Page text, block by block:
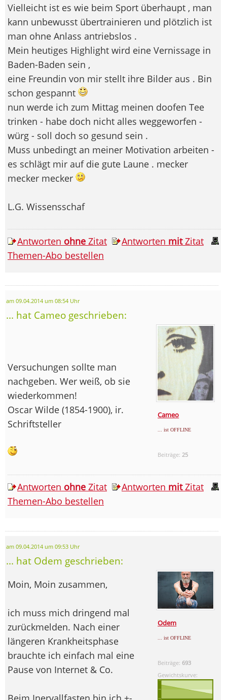
Vielleicht ist es wie beim Sport überhaupt , man
kann unbewusst übertrainieren und plötzlich ist
man ohne Anlass antriebslos .
Mein heutiges Highlight wird eine Vernissage in
Baden-Baden sein ,
eine Freundin von mir stellt ihre Bilder aus . Bin
schon gespannt
nun werde ich zum Mittag meinen doofen Tee
trinken - habe doch nicht alles weggeworfen -
würg - soll doch so gesund sein .
Muss unbedingt an meiner Motivation arbeiten -
es schlägt mir auf die gute Laune . mecker
mecker mecker
L.G. Wissensschaf
Antworten ohne Zitat Antworten mitZitat
Themen-Abo bestellen
am 09.04.2014 um 08:54 Uhr
... hat Cameo geschrieben:
Cameo
... ist OFFLINE
Beiträge: 25
Versuchungen sollte man
nachgeben. Wer weiß, ob sie
wiederkommen!
Oscar Wilde (1854-1900), ir.
Schriftsteller
Antworten ohne Zitat Antworten mitZitat
Themen-Abo bestellen
am 09.04.2014 um 09:53 Uhr
... hat Odem geschrieben:
Odem
... ist OFFLINE
Beiträge: 693
Gewichtskurve:
Moin, Moin zusammen,
ich muss mich dringend mal
zurückmelden. Nach einer
längeren Krankheitsphase
brauchte ich einfach mal eine
Pause von Internet & Co.